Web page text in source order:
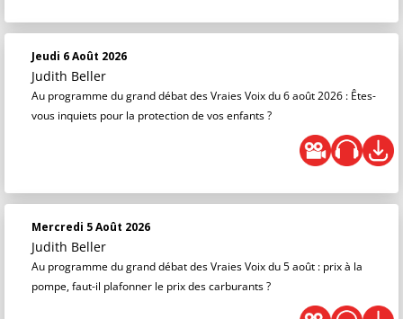
Jeudi 6 Août 2026
Judith Beller
Au programme du grand débat des Vraies Voix du 6 août 2026 : Êtes-
vous inquiets pour la protection de vos enfants ?
Mercredi 5 Août 2026
Judith Beller
Au programme du grand débat des Vraies Voix du 5 août : prix à la
pompe, faut-il plafonner le prix des carburants ?